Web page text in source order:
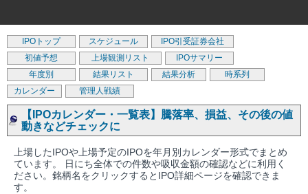
IPOトップ スケジュール
IPO引受証券会社
初値予想
上場観測リスト
IPOサマリー
年度別
結果リスト 結果分析
時系列
カレンダー
管理人戦績
【IPOカレンダー・一覧表】騰落率、損益、その後の値
動きなどチェックに
上場したIPOや上場予定のIPOを年月別カレンダー形式でまとめ
ています。 日にち全体での件数や吸収金額の確認などに利用く
ださい。銘柄名をクリックするとIPO詳細ページを確認できま
す。